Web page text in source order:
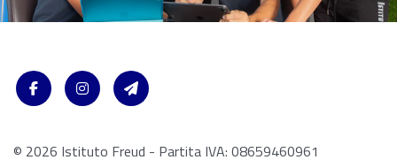
© 2026 Istituto Freud - Partita IVA: 08659460961